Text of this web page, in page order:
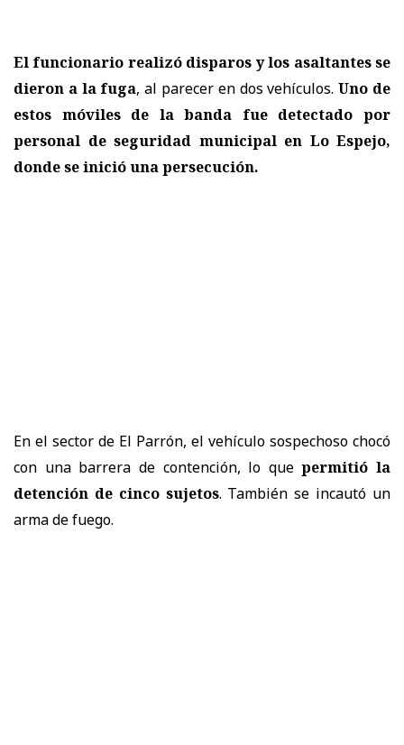
El funcionario realizó disparos y los asaltantes se
dieron a la fuga, al parecer en dos vehículos.Uno de
estos móviles de la banda fue detectado por
personal de seguridad municipal en Lo Espejo,
donde se inició una persecución.
En el sector de El Parrón, el vehículo sospechoso chocó
con una barrera de contención, lo quepermitió la
detención de cinco sujetos. También se incautó un
arma de fuego.